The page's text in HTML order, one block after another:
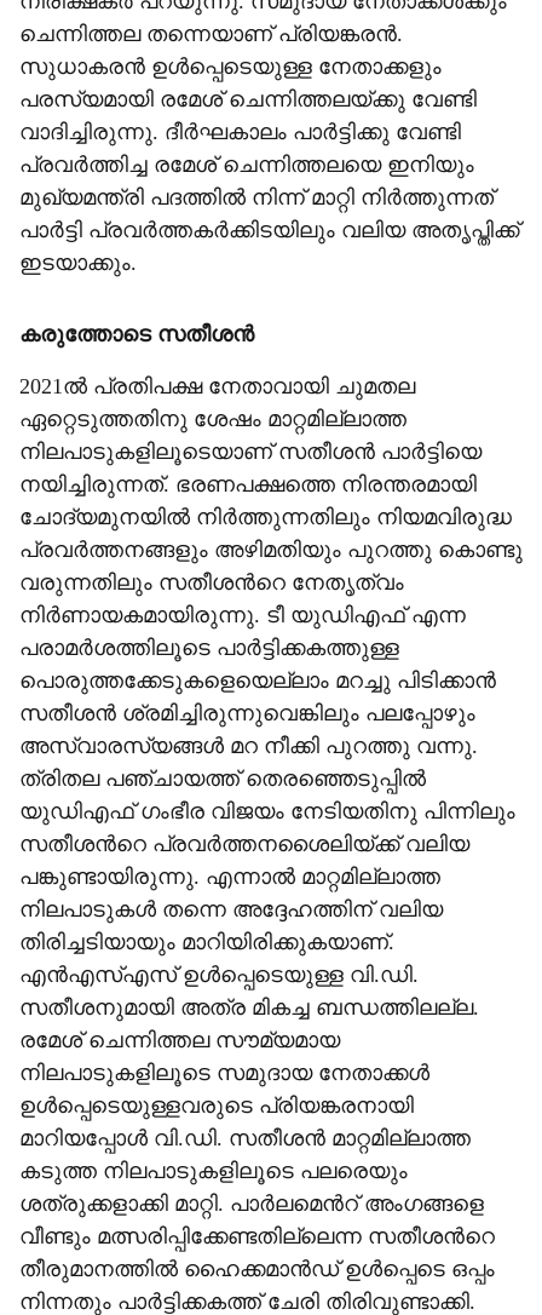
ചെന്നിത്തല തന്നെയാണ് പ്രിയങ്കരൻ.
സുധാകരൻ ഉൾപ്പെടെയുള്ള നേതാക്കളും
പരസ്യമായി രമേശ് ചെന്നിത്തലയ്ക്കു വേണ്ടി
വാദിച്ചിരുന്നു. ദീർഘകാലം പാർട്ടിക്കു വേണ്ടി
പ്രവർത്തിച്ച രമേശ് ചെന്നിത്തല‌യെ ഇനിയും
മുഖ്യമന്ത്രി പദത്തിൽ നിന്ന് മാറ്റി നിർത്തുന്നത്
പാർട്ടി പ്രവർത്തകർക്കിടയിലും വലിയ അതൃപ്തിക്ക്
ഇടയാക്കും.
കരുത്തോടെ സതീശൻ
2021ൽ പ്രതിപക്ഷ നേതാവായി ചുമതല
ഏറ്റെടുത്തതിനു ശേഷം മാറ്റമില്ലാത്ത
നിലപാടുകളിലൂടെയാണ് സതീശൻ പാർട്ടിയെ
നയിച്ചിരുന്നത്. ഭരണപക്ഷത്തെ നിരന്തരമായി
ചോദ്യമുനയിൽ നിർത്തുന്നതിലും നിയമവിരുദ്ധ
പ്രവർത്തനങ്ങളും അഴിമതിയും പുറത്തു കൊണ്ടു
വരുന്നതിലും സതീശന്‍റെ നേതൃത്വം
നിർണായകമായിരുന്നു. ടീ യുഡിഎഫ് എന്ന
പരാമർശത്തിലൂടെ പാർട്ടിക്കകത്തുള്ള
പൊരുത്തക്കേടുകളെയെല്ലാം മറച്ചു പിടിക്കാൻ
സതീശൻ ശ്രമിച്ചിരുന്നുവെങ്കിലും പലപ്പോഴും
അസ്വാരസ്യങ്ങൾ മറ നീക്കി പുറത്തു വന്നു.
ത്രിതല പഞ്ചായത്ത് തെരഞ്ഞെടുപ്പിൽ
യുഡിഎഫ് ഗംഭീര വിജയം നേടിയത‌ിനു പിന്നിലും
സതീശന്‍റെ പ്രവർത്തനശൈലിയ്ക്ക് വലിയ
പങ്കുണ്ടായിരുന്നു. എന്നാൽ മാറ്റമില്ലാത്ത
നിലപാടുകൾ തന്നെ അദ്ദേഹത്തിന് വലിയ
തിരിച്ചടിയായും മാറിയിരിക്കുകയാണ്.
എൻഎസ്എസ് ഉൾപ്പെടെയുള്ള വി.ഡി.
സതീശനുമായി അത്ര മികച്ച ബന്ധത്തിലല്ല.
രമേശ് ചെന്നിത്തല സൗമ്യമായ
നിലപാടുകളിലൂടെ സമുദായ നേതാക്കൾ
ഉൾപ്പെടെയുള്ളവരുടെ പ്രിയങ്കരനായി
മാറിയപ്പോൾ വി.ഡി. സതീശൻ മാറ്റമില്ലാത്ത
കടുത്ത നിലപാടുകളിലൂടെ പലരെയും
ശത്രുക്കളാക്കി മാറ്റി. പാർലമെന്‍റ് അംഗങ്ങളെ
വീണ്ടും മത്സരിപ്പിക്കേണ്ടതില്ലെന്ന സതീശന്‍റെ
തീരുമാനത്തിൽ ഹൈക്കമാൻഡ് ഉൾപ്പെടെ ഒപ്പം
നിന്നതും പാർട്ടിക്കകത്ത് ചേരി തിരിവുണ്ടാക്കി.